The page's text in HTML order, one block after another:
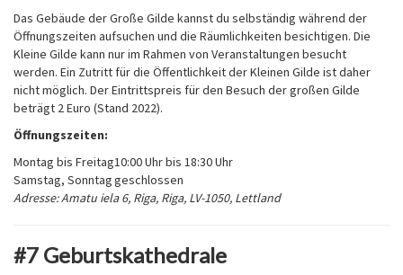
Das Gebäude der Große Gilde kannst du selbständig während der
Öffnungszeiten aufsuchen und die Räumlichkeiten besichtigen. Die
Kleine Gilde kann nur im Rahmen von Veranstaltungen besucht
werden. Ein Zutritt für die Öffentlichkeit der Kleinen Gilde ist daher
nicht möglich. Der Eintrittspreis für den Besuch der großen Gilde
beträgt 2 Euro (Stand 2022).
Öffnungszeiten:
Montag bis Freitag10:00 Uhr bis 18:30 Uhr
Samstag, Sonntaggeschlossen
Adresse: Amatu iela 6, Riga, Riga, LV-1050, Lettland
#7 Geburtskathedrale